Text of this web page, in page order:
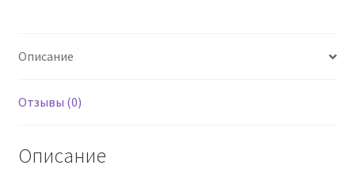
16251
Описание
Отзывы (0)
Описание